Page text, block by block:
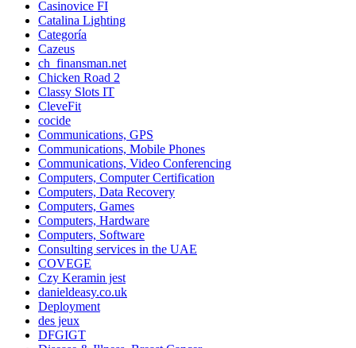
Casinovice FI
Catalina Lighting
Categoría
Cazeus
ch_finansman.net
Chicken Road 2
Classy Slots IT
CleveFit
cocide
Communications, GPS
Communications, Mobile Phones
Communications, Video Conferencing
Computers, Computer Certification
Computers, Data Recovery
Computers, Games
Computers, Hardware
Computers, Software
Consulting services in the UAE
COVEGE
Czy Keramin jest
danieldeasy.co.uk
Deployment
des jeux
DFGIGT